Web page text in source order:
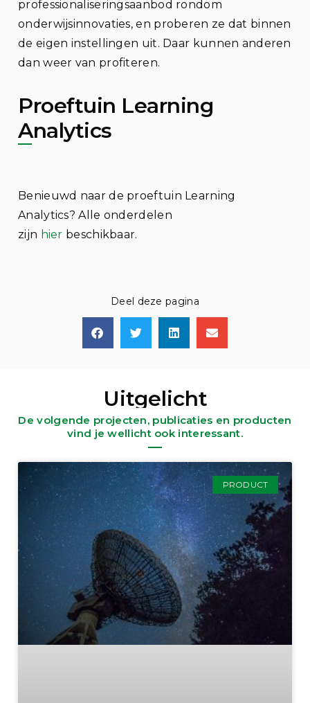
professionaliseringsaanbod rondom
onderwijsinnovaties, en proberen ze dat binnen
de eigen instellingen uit. Daar kunnen anderen
dan weer van profiteren.
Proeftuin Learning
Analytics
Benieuwd naar de proeftuin Learning
Analytics? Alle onderdelen
zijn hier beschikbaar.
Deel deze pagina
Uitgelicht
De volgende projecten, publicaties en producten
vind je wellicht ook interessant.
PRODUCT